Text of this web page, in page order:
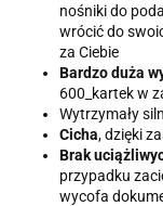
nośniki do
wrócić do
za Ciebie
Bardzo duża
600_kartek w
Wytrzymały
Cicha, dzięki
Brak
przypadku
wycofa